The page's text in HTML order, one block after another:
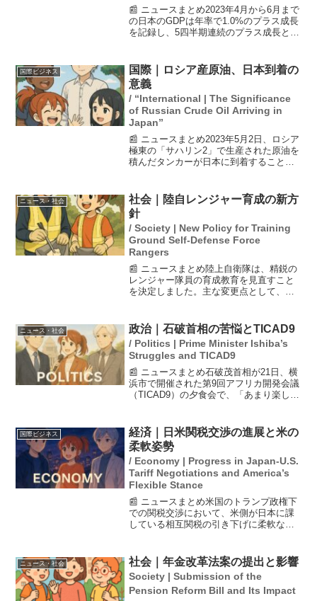
📰 ニュースまとめ2023年4月から6月まで
の日本のGDPは年率で1.0%のプラス成長
を記録し、5四半期連続のプラス成長とな
加が大きく寄与しています。経済の安定
した成長...
国際ビジネス
国際｜ロシア産原油、日本到着の
意義
/ “International | The Significance
of Russian Crude Oil Arriving in
Japan”
📰 ニュースまとめ2023年5月2日、ロシア
極東の「サハリン2」で生産された原油を
積んだタンカーが日本に到着することが
初めてのケースであり、ウクライナ侵攻
による欧米の経...
ニュース・社会
社会｜陸自レンジャー育成の新方
針
/ Society | New Policy for Training
Ground Self-Defense Force
Rangers
📰 ニュースまとめ陸上自衛隊は、精鋭の
レンジャー隊員の育成教育を見直すこと
を決定しました。主な変更点として、市
グラムの改訂が含まれています。これに
より、現代の戦闘環境に...
ニュース・社会 政治｜石破首相の苦悩とTICAD9
/ Politics | Prime Minister Ishiba’s
Struggles and TICAD9
📰 ニュースまとめ石破茂首相が21日、横
浜市で開催された第9回アフリカ開発会議
（TICAD9）の夕食会で、「あまり楽しい
と見られ、政治的なプレッシャーを反映
しているかも...
国際ビジネス
経済｜日米関税交渉の進展と米の
柔軟姿勢
/ Economy | Progress in Japan-U.S.
Tariff Negotiations and America’s
Flexible Stance
📰 ニュースまとめ米国のトランプ政権下
での関税交渉において、米側が日本に課
している相互関税の引き下げに柔軟な姿
を行い、互いの立場を理解し合う中で合
意に向けた議論が進展し...
ニュース・社会 社会｜年金改革法案の提出と影響
Society | Submission of the
Pension Reform Bill and Its Impact